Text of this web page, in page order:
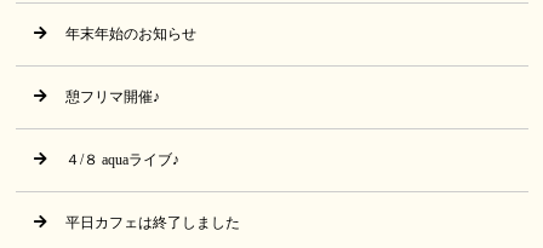
年末年始のお知らせ
憩フリマ開催♪
４/８ aquaライブ♪
平日カフェは終了しました